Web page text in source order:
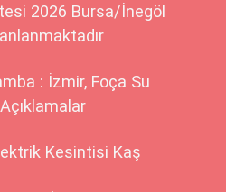
2026 Bursa/İnegöl
: İzmir, Foça Su
Kesintisi Kaş